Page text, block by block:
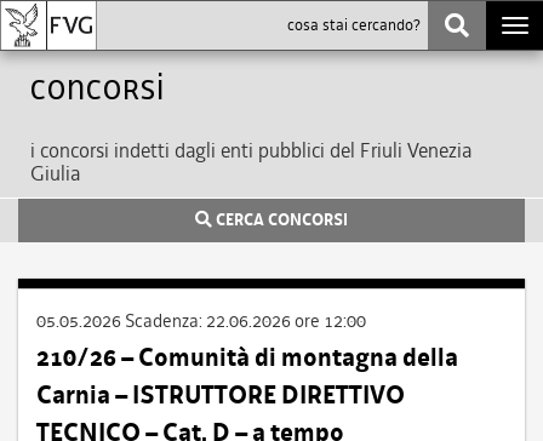
Concorsi
i concorsi indetti dagli enti pubblici del Friuli Venezia
Giulia
CERCA CONCORSI
05.05.2026 Scadenza: 22.06.2026 ore 12:00
210/26 – Comunità di montagna della
Carnia – ISTRUTTORE DIRETTIVO
TECNICO – Cat. D – a tempo